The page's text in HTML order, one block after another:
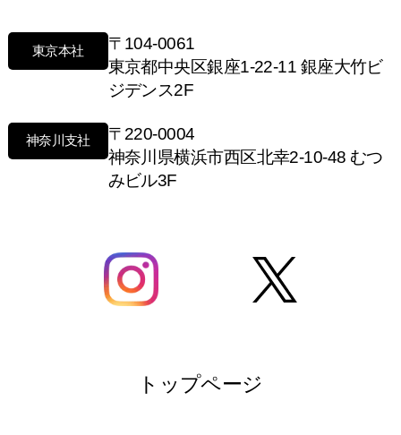
東京本社
〒104-0061
東京都中央区銀座1-22-11 銀座大竹ビ
ジデンス2F
神奈川支社
〒220-0004
神奈川県横浜市西区北幸2-10-48 むつ
みビル3F
トップページ